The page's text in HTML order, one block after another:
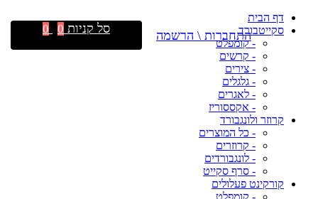
דף הבית
סקייטבורד
- קומפלט
- קרשים
- צירים
- גלגלים
- לאגרים
- אקססוריז
קרוזר ולונגבורד
- כל המוצרים
- קרוזרים
- לונגבורדים
- סרף סקייט
קורקינט פעלולים
- קומפלט
התחברות \ הרשמה סל קניות 0
0